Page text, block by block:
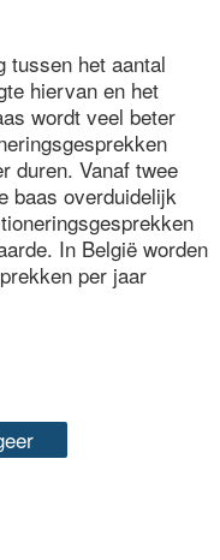
tussen het aantal
hiervan en het
wordt veel beter
duren. Vanaf twee
baas overduidelijk
In België worden
per jaar